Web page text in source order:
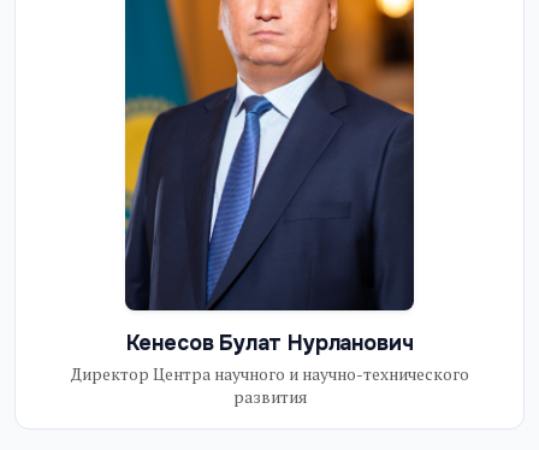
Кенесов Булат Нурланович
Директор Центра научного и научно-технического
развития